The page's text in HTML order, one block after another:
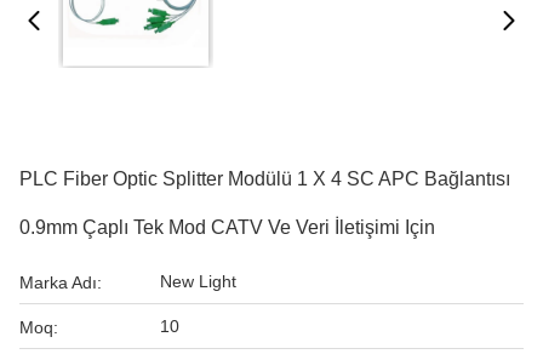
PLC Fiber Optic Splitter Modülü 1 X 4 SC APC Bağlantısı
0.9mm Çaplı Tek Mod CATV Ve Veri İletişimi Için
Marka Adı: New Light
Moq: 10